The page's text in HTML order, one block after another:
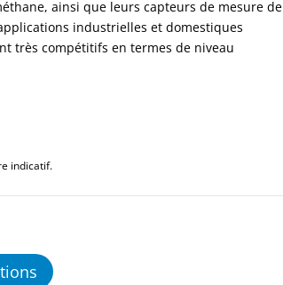
ainsi que leurs capteurs de mesure de
industrielles et domestiques
très compétitifs en termes de niveau
indicatif.